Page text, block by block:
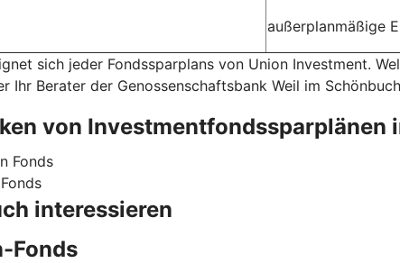
außerplanmäßige
sich jeder Fondssparplans von Union Investment.
Ihr Berater der Genossenschaftsbank Weil im
von Investmentfondssparplänen
Fonds
interessieren
Fonds